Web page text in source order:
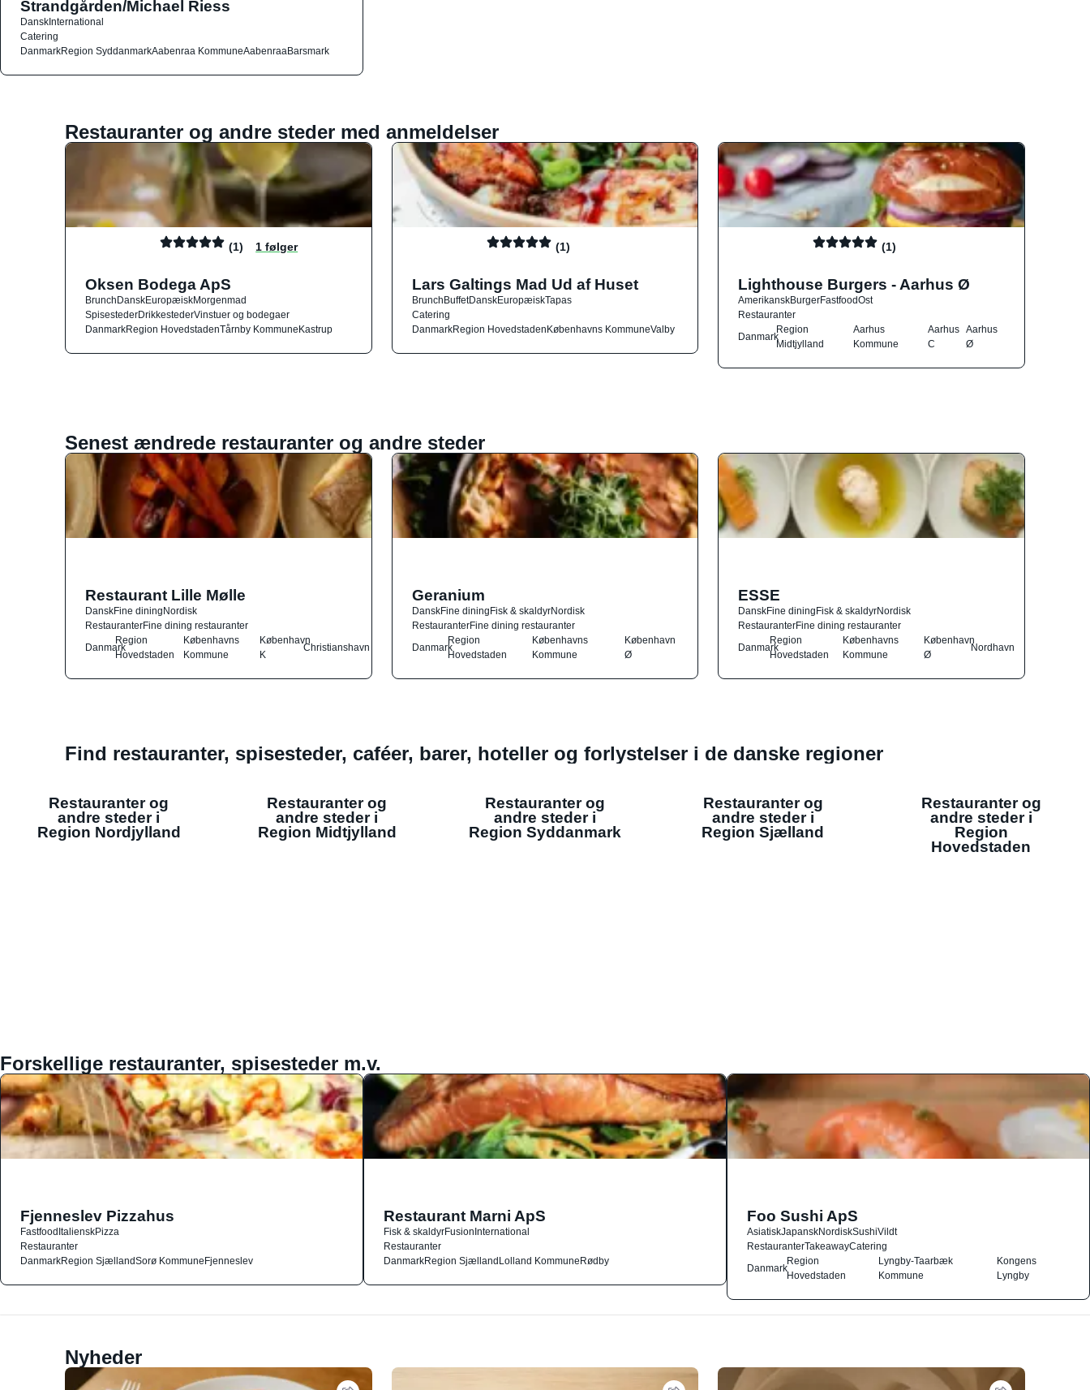
Strandgården/Michael Riess
DanskInternational
Catering
DanmarkRegion SyddanmarkAabenraa KommuneAabenraaBarsmark
Restauranter og andre steder med anmeldelser
(1) 1 følger
Oksen Bodega ApS
BrunchDanskEuropæiskMorgenmad
SpisestederDrikkestederVinstuer og bodegaer
DanmarkRegion HovedstadenTårnby KommuneKastrup
(1)
Lars Galtings Mad Ud af Huset
BrunchBuffetDanskEuropæiskTapas
Catering
DanmarkRegion HovedstadenKøbenhavns KommuneValby
(1)
Lighthouse Burgers - Aarhus Ø
AmerikanskBurgerFastfoodOst
Restauranter
Danmark
Region
Midtjylland
Aarhus
Kommune
Aarhus
C
Aarhus
Ø
Senest ændrede restauranter og andre steder
Restaurant Lille Mølle
DanskFine diningNordisk
RestauranterFine dining restauranter
Danmark
Region
Hovedstaden
Københavns
Kommune
København
K
Christianshavn
Geranium
DanskFine diningFisk & skaldyrNordisk
RestauranterFine dining restauranter
Danmark
Region
Hovedstaden
Københavns
Kommune
København
Ø
ESSE
DanskFine diningFisk & skaldyrNordisk
RestauranterFine dining restauranter
Danmark
Region
Hovedstaden
Københavns
Kommune
København
Ø
Nordhavn
Find restauranter, spisesteder, caféer, barer, hoteller og forlystelser i de danske regioner
Restauranter og
andre steder i
Region Nordjylland
Restauranter og
andre steder i
Region Midtjylland
Restauranter og
andre steder i
Region Syddanmark
Restauranter og
andre steder i
Region Sjælland
Restauranter og
andre steder i
Region
Hovedstaden
Forskellige restauranter, spisesteder m.v.
Fjenneslev Pizzahus
FastfoodItalienskPizza
Restauranter
DanmarkRegion SjællandSorø KommuneFjenneslev
Restaurant Marni ApS
Fisk & skaldyrFusionInternational
Restauranter
DanmarkRegion SjællandLolland KommuneRødby
Foo Sushi ApS
AsiatiskJapanskNordiskSushiVildt
RestauranterTakeawayCatering
Danmark
Region
Hovedstaden
Lyngby-Taarbæk
Kommune
Kongens
Lyngby
Nyheder